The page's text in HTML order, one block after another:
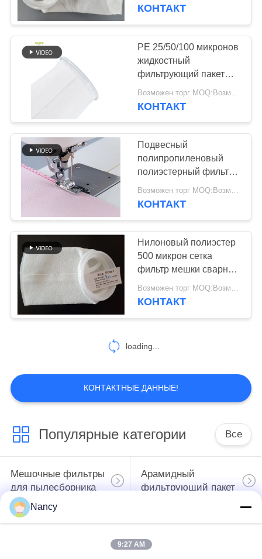
КОНТАКТ
PE 25/50/100 микронов
жидкостный
фильтрующий пакет
Промышленный
фильтрующий пакет
КОНТАКТ
Подвесный
полипропиленовый
полиэстерный фильтр
125 микрон
Возможен торг MOQ:Возможен торг
КОНТАКТ
Нилоновый полиэстер
500 микрон сетка
фильтр мешки сварные
теплозащищенные
Возможен торг MOQ:Возможен торг
КОНТАКТ
loading...
КОНТАКТНЫЕ ДАННЫЕ!
Популярные категории Все
Мешочные фильтры
для пылесборника
Арамидный
фильтрующий пакет
мешок с
фильтром
Nancy
9:27 AM